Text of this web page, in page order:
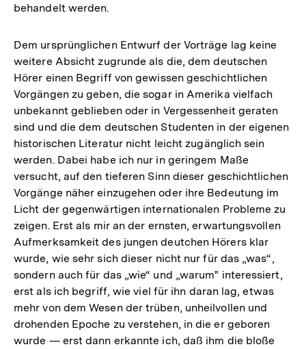
behandelt werden.
Dem ursprünglichen Entwurf der Vorträge lag keine
weitere Absicht zugrunde als die, dem deutschen
Hörer einen Begriff von gewissen geschichtlichen
Vorgängen zu geben, die sogar in Amerika vielfach
unbekannt geblieben oder in Vergessenheit geraten
sind und die dem deutschen Studenten in der eigenen
historischen Literatur nicht leicht zugänglich sein
werden. Dabei habe ich nur in geringem Maße
versucht, auf den tieferen Sinn dieser geschichtlichen
Vorgänge näher einzugehen oder ihre Bedeutung im
Licht der gegenwärtigen internationalen Probleme zu
zeigen. Erst als mir an der ernsten, erwartungsvollen
Aufmerksamkeit des jungen deutchen Hörers klar
wurde, wie sehr sich dieser nicht nur für das „was“,
sondern auch für das „wie“ und „warum" interessiert,
erst als ich begriff, wie viel für ihn daran lag, etwas
mehr von dem Wesen der trüben, unheilvollen und
drohenden Epoche zu verstehen, in die er geboren
wurde — erst dann erkannte ich, daß ihm die bloße